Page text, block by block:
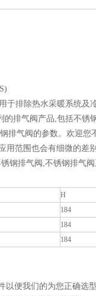
排除热水采暖系统及
排气阀产品,包括不锈
排气阀的参数。欢迎您
用范围也会有细微的差
钢排气阀,不锈钢排气
H
184
184
184
便我们的为您正确选型